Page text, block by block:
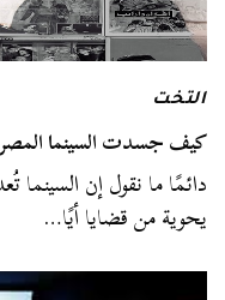
التخت
كيف جسدت السينما
دائمًا ما نقول إن السينما
يحوية من قضايا أيًا…